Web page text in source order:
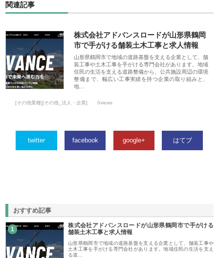
関連記事
株式会社アドバンスロードが山形県鶴岡
市で手がける舗装土木工事と求人情報
山形県鶴岡市で地域の道路基盤を支える企業として、舗
装工事や土木工事を手がける専門会社があります。地域
住民の生活を支える道路整備から、公共施設周辺の環境
整備まで、幅広い工事実績を持つ企業の取り組みと、
地…
[その他業種][その他_法人・企業] 0views
twitter facebook google+ はてブ
おすすめ記事
1
株式会社アドバンスロードが山形県鶴岡市で手がける
舗装土木工事と求人情報
山形県鶴岡市で地域の道路基盤を支える企業として、舗装工事や
土木工事を手がける専門会社があります。地域住民の生活を支え
る道…